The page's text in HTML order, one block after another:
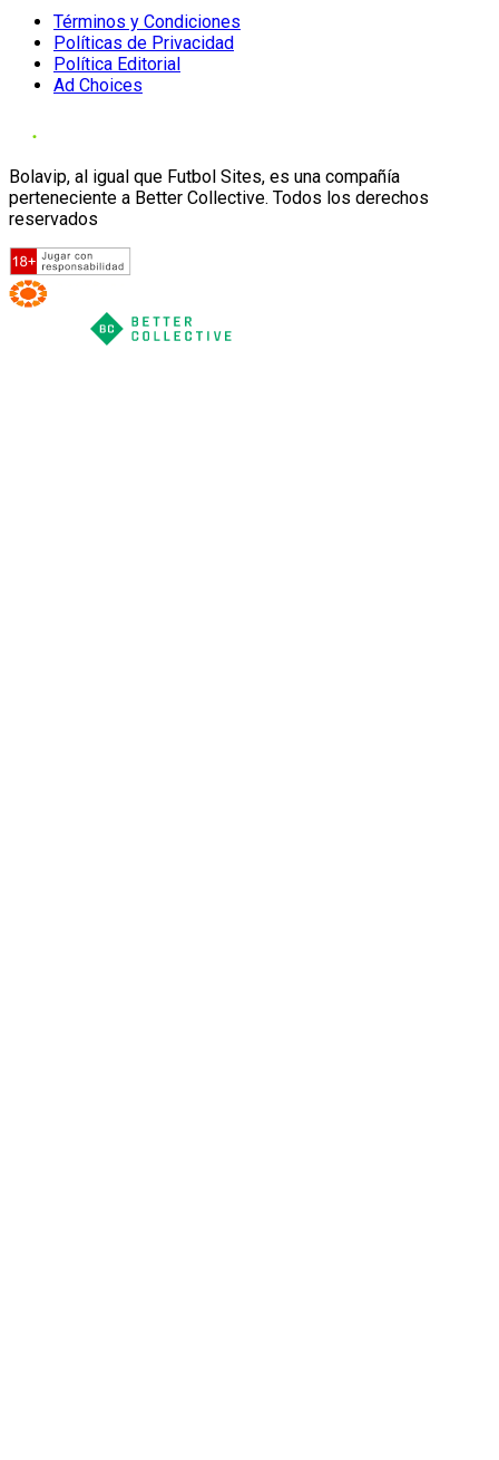
Términos y Condiciones
Políticas de Privacidad
Política Editorial
Ad Choices
Bolavip, al igual que Futbol Sites, es una compañía
perteneciente a Better Collective. Todos los derechos
reservados